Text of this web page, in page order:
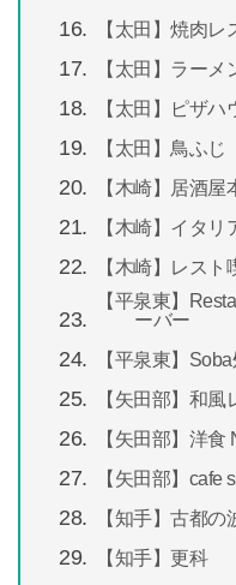
【太田】焼肉レ
【太田】ラーメ
【太田】ピザハ
【太田】鳥ふじ
【木崎】居酒屋
【木崎】イタ
【木崎】レスト
【平泉東】
ーバー
【平泉東】Soba
【矢田部】和
【矢田部】洋食
【矢田部】cafe
【知手】古都の
【知手】更科